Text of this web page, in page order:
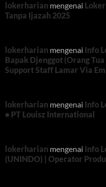
lokerharian mengenai
Tanpa Ijazah 2025
lokerharian mengenai Info
Bapak Djenggot (Orang
Support Staff Lamar Via
lokerharian mengenai Info
• PT Louisz International
lokerharian mengenai Info
(UNINDO) | Operator